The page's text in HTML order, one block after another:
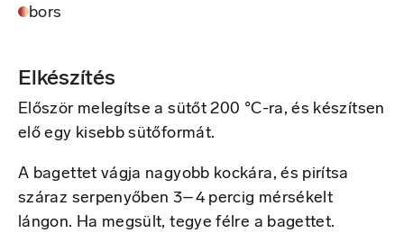
bors
Elkészítés
Először melegítse a sütőt 200 °C-ra, és készítsen
elő egy kisebb sütőformát.
A bagettet vágja nagyobb kockára, és pirítsa
száraz serpenyőben 3–4 percig mérsékelt
lángon. Ha megsült, tegye félre a bagettet.